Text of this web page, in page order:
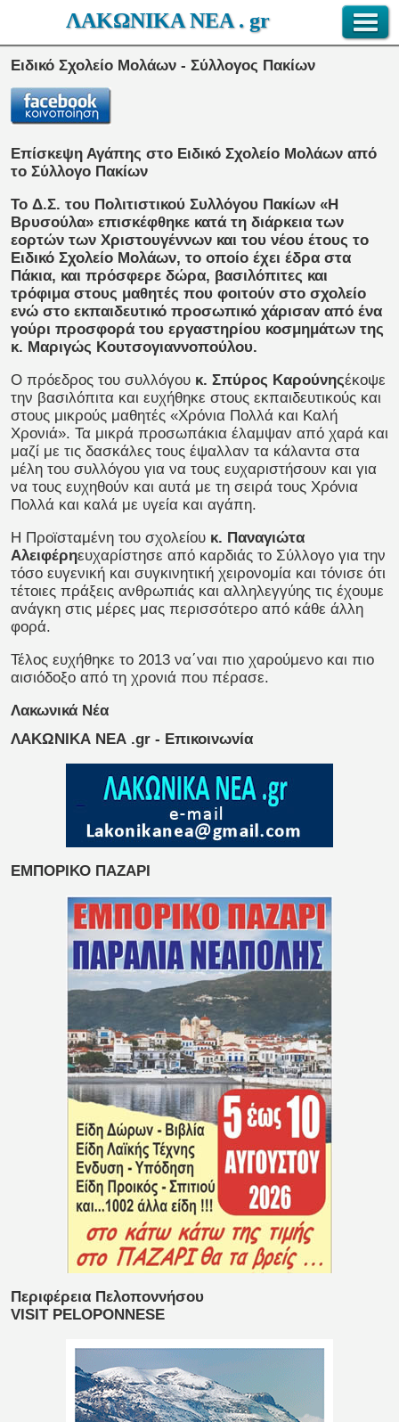
ΛΑΚΩΝΙΚΑ ΝΕΑ . gr
Ειδικό Σχολείο Μολάων - Σύλλογος Πακίων
Επίσκεψη Αγάπης στο Ειδικό Σχολείο Μολάων από
το Σύλλογο Πακίων
To Δ.Σ. του Πολιτιστικού Συλλόγου Πακίων «Η
Βρυσούλα» επισκέφθηκε κατά τη διάρκεια των
εορτών των Χριστουγέννων και του νέου έτους το
Ειδικό Σχολείο Μολάων, το οποίο έχει έδρα στα
Πάκια, και πρόσφερε δώρα, βασιλόπιτες και
τρόφιμα στους μαθητές που φοιτούν στο σχολείο
ενώ στο εκπαιδευτικό προσωπικό χάρισαν από ένα
γούρι προσφορά του εργαστηρίου κοσμημάτων της
κ. Μαριγώς Κουτσογιαννοπούλου.
Ο πρόεδρος του συλλόγου κ. Σπύρος Καρούνηςέκοψε
την βασιλόπιτα και ευχήθηκε στους εκπαιδευτικούς και
στους μικρούς μαθητές «Χρόνια Πολλά και Καλή
Χρονιά». Τα μικρά προσωπάκια έλαμψαν από χαρά και
μαζί με τις δασκάλες τους έψαλλαν τα κάλαντα στα
μέλη του συλλόγου για να τους ευχαριστήσουν και για
να τους ευχηθούν και αυτά με τη σειρά τους Χρόνια
Πολλά και καλά με υγεία και αγάπη.
Η Προϊσταμένη του σχολείου κ. Παναγιώτα
Αλειφέρηευχαρίστησε από καρδιάς το Σύλλογο για την
τόσο ευγενική και συγκινητική χειρονομία και τόνισε ότι
τέτοιες πράξεις ανθρωπιάς και αλληλεγγύης τις έχουμε
ανάγκη στις μέρες μας περισσότερο από κάθε άλλη
φορά.
Τέλος ευχήθηκε το 2013 να΄ναι πιο χαρούμενο και πιο
αισιόδοξο από τη χρονιά που πέρασε.
Λακωνικά Νέα
ΛΑΚΩΝΙΚΑ ΝΕΑ .gr - Επικοινωνία
ΕΜΠΟΡΙΚΟ ΠΑΖΑΡΙ
Περιφέρεια Πελοποννήσου
VISIT PELOPONNESE